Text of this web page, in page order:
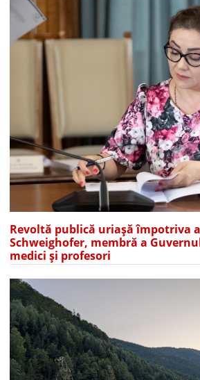
Revoltă publică uriașă împotriva
Schweighofer, membră a
medici și profesori